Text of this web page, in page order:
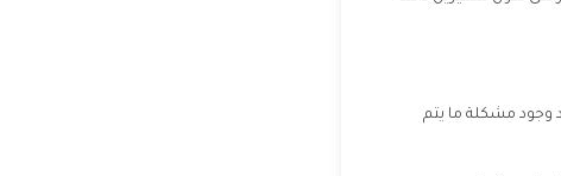
وجود مشكلة ما يتم